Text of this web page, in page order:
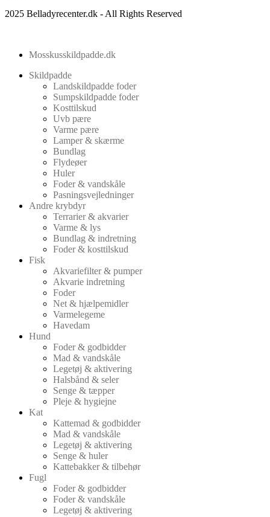
2025 Belladyrecenter.dk - All Rights Reserved
Mosskusskildpadde.dk
Skildpadde
Landskildpadde foder
Sumpskildpadde foder
Kosttilskud
Uvb pære
Varme pære
Lamper & skærme
Bundlag
Flydeøer
Huler
Foder & vandskåle
Pasningsvejledninger
Andre krybdyr
Terrarier & akvarier
Varme & lys
Bundlag & indretning
Foder & kosttilskud
Fisk
Akvariefilter & pumper
Akvarie indretning
Foder
Net & hjælpemidler
Varmelegeme
Havedam
Hund
Foder & godbidder
Mad & vandskåle
Legetøj & aktivering
Halsbånd & seler
Senge & tæpper
Pleje & hygiejne
Kat
Kattemad & godbidder
Mad & vandskåle
Legetøj & aktivering
Senge & huler
Kattebakker & tilbehør
Fugl
Foder & godbidder
Foder & vandskåle
Legetøj & aktivering